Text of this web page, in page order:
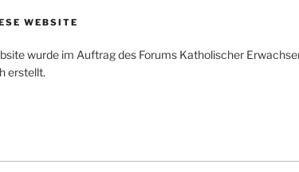
WEBSITE
wurde im Auftrag des Forums Katholischer
erstellt.